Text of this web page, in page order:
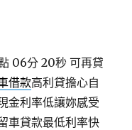
06分 20秒 可再貸
借款高利貸擔心自
金利率低讓妳感受
車貸款最低利率快